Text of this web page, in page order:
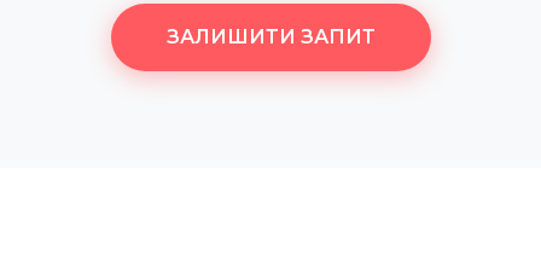
ЗАЛИШИТИ ЗАПИТ